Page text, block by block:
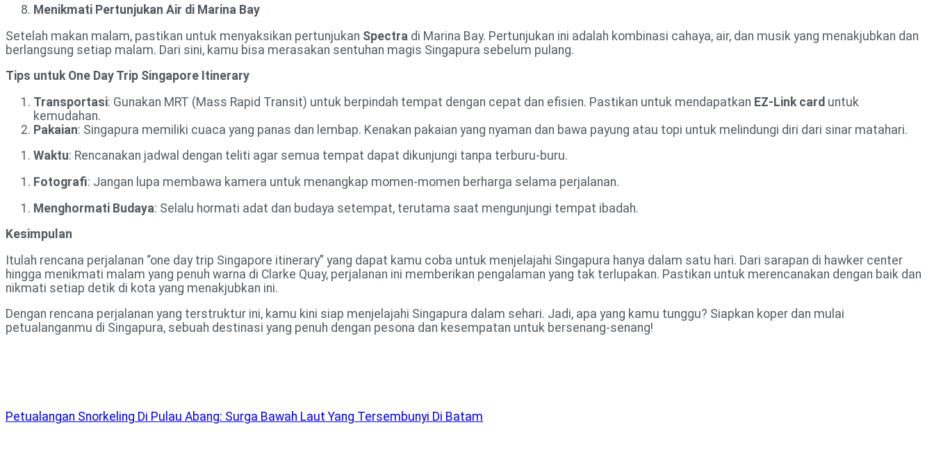
Menikmati Pertunjukan Air di Marina Bay
Setelah makan malam, pastikan untuk menyaksikan pertunjukan Spectra di Marina Bay. Pertunjukan ini adalah kombinasi cahaya, air, dan musik yang menakjubkan dan
berlangsung setiap malam. Dari sini, kamu bisa merasakan sentuhan magis Singapura sebelum pulang.
Tips untuk One Day Trip Singapore Itinerary
Transportasi: Gunakan MRT (Mass Rapid Transit) untuk berpindah tempat dengan cepat dan efisien. Pastikan untuk mendapatkan EZ-Link card untuk
kemudahan.
Pakaian: Singapura memiliki cuaca yang panas dan lembap. Kenakan pakaian yang nyaman dan bawa payung atau topi untuk melindungi diri dari sinar matahari.
Waktu: Rencanakan jadwal dengan teliti agar semua tempat dapat dikunjungi tanpa terburu-buru.
Fotografi: Jangan lupa membawa kamera untuk menangkap momen-momen berharga selama perjalanan.
Menghormati Budaya: Selalu hormati adat dan budaya setempat, terutama saat mengunjungi tempat ibadah.
Kesimpulan
Itulah rencana perjalanan “one day trip Singapore itinerary” yang dapat kamu coba untuk menjelajahi Singapura hanya dalam satu hari. Dari sarapan di hawker center
hingga menikmati malam yang penuh warna di Clarke Quay, perjalanan ini memberikan pengalaman yang tak terlupakan. Pastikan untuk merencanakan dengan baik dan
nikmati setiap detik di kota yang menakjubkan ini.
Dengan rencana perjalanan yang terstruktur ini, kamu kini siap menjelajahi Singapura dalam sehari. Jadi, apa yang kamu tunggu? Siapkan koper dan mulai
petualanganmu di Singapura, sebuah destinasi yang penuh dengan pesona dan kesempatan untuk bersenang-senang!
Petualangan Snorkeling Di Pulau Abang: Surga Bawah Laut Yang Tersembunyi Di Batam